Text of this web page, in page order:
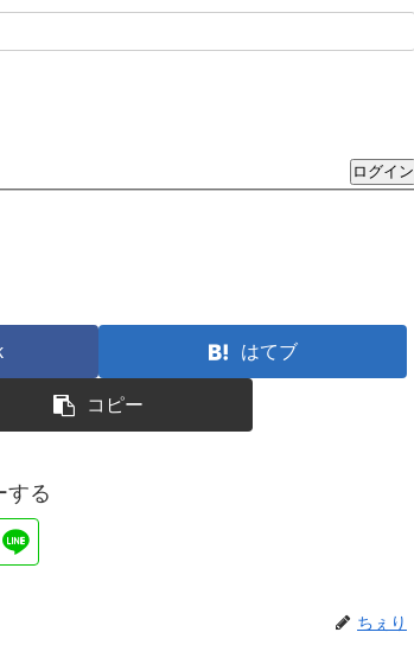
ログイン
はてブ
コピー
する
ちぇり